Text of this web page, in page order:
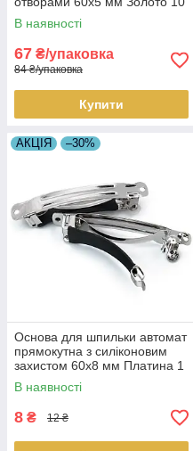
шт.
В наявності
67 ₴/упаковка
84 ₴/упаковка
Купити
АКЦІЯ –30%
Основа для шпильки автомат
прямокутна з силіконовим
захистом 60х8 мм Платина 1
шт.
В наявності
8 ₴ 12 ₴